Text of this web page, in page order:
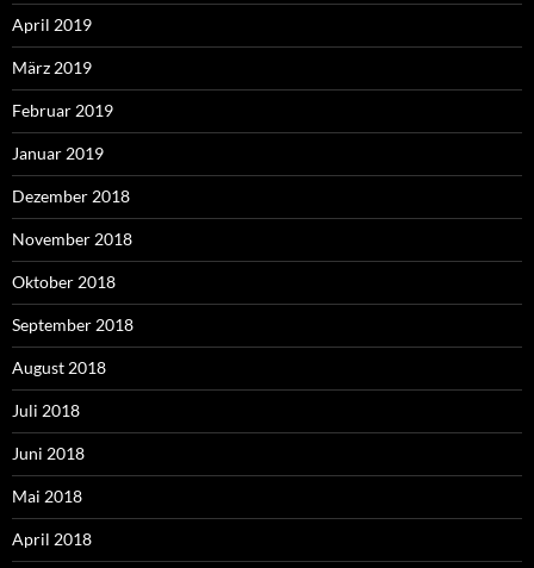
April 2019
März 2019
Februar 2019
Januar 2019
Dezember 2018
November 2018
Oktober 2018
September 2018
August 2018
Juli 2018
Juni 2018
Mai 2018
April 2018